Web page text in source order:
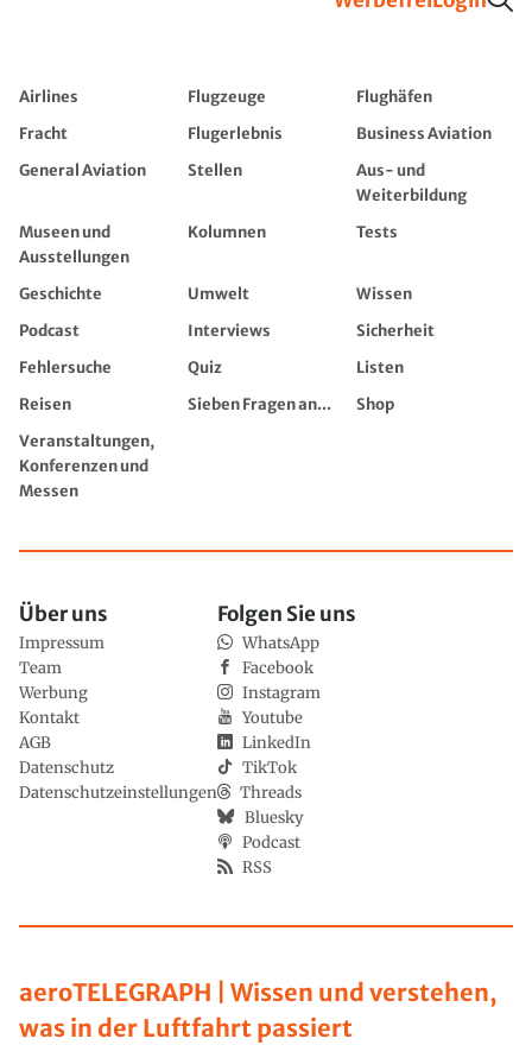
Airlines Flugzeuge
Flughäfen
Fracht
Flugerlebnis
Business Aviation
General Aviation
Stellen
Aus- und
Weiterbildung
Museen und
Ausstellungen
Kolumnen Tests
Geschichte Umwelt
Wissen
Podcast
Interviews
Sicherheit
Fehlersuche
Quiz
Listen
Reisen
Sieben Fragen an...
Shop
Veranstaltungen,
Konferenzen und
Messen
aeroTELEGRAPH | Wissen und verstehen,
was in der Luftfahrt passiert
Über uns
Impressum
Team
Werbung
Kontakt
AGB
Datenschutz
Datenschutzeinstellungen
Folgen Sie uns
WhatsApp
Facebook
Instagram
Youtube
LinkedIn
TikTok
Threads
Bluesky
Podcast
RSS